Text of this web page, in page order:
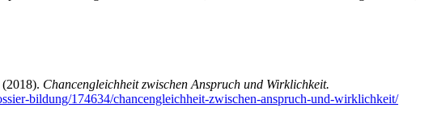
Chancengleichheit zwischen Anspruch und Wirklichkeit.
bildung/174634/chancengleichheit-zwischen-anspruch-und-wirklichkeit/